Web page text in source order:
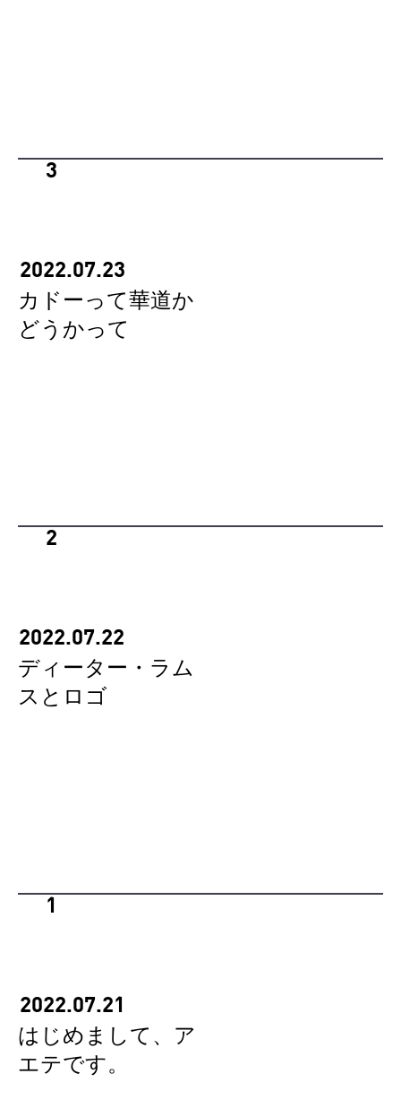
2022.07.23
カドーって華道か
どうかって
3
2022.07.22
ディーター・ラム
スとロゴ
2
2022.07.21
はじめまして、ア
エテです。
1